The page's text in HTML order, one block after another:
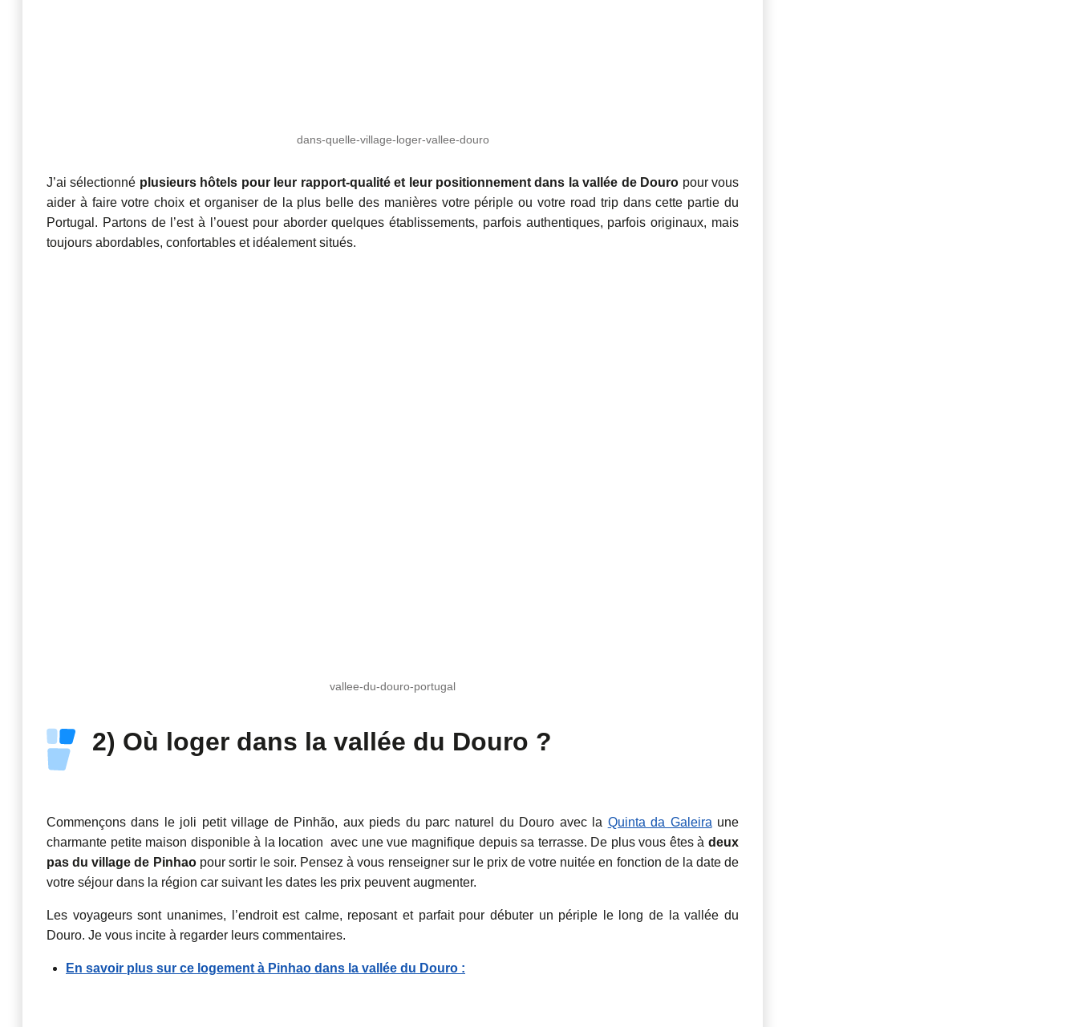
dans-quelle-village-loger-vallee-douro
J’ai sélectionné plusieurs hôtels pour leur rapport-qualité et leur positionnement dans la vallée de Douro pour vous
aider à faire votre choix et organiser de la plus belle des manières votre périple ou votre road trip dans cette partie du
Portugal. Partons de l’est à l’ouest pour aborder quelques établissements, parfois authentiques, parfois originaux, mais
toujours abordables, confortables et idéalement situés.
vallee-du-douro-portugal
2) Où loger dans la vallée du Douro ?
Commençons dans le joli petit village de Pinhão, aux pieds du parc naturel du Douro avec la Quinta da Galeira une
charmante petite maison disponible à la location avec une vue magnifique depuis sa terrasse. De plus vous êtes à deux
pas du village de Pinhaopour sortir le soir. Pensez à vous renseigner sur le prix de votre nuitée en fonction de la date de
votre séjour dans la région car suivant les dates les prix peuvent augmenter.
Les voyageurs sont unanimes, l’endroit est calme, reposant et parfait pour débuter un périple le long de la vallée du
Douro. Je vous incite à regarder leurs commentaires.
En savoir plus sur ce logement à Pinhao dans la vallée du Douro :